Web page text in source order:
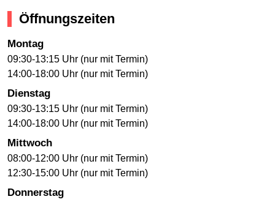
Öffnungszeiten
Montag
09:30-13:15 Uhr (nur mit Termin)
14:00-18:00 Uhr (nur mit Termin)
Dienstag
09:30-13:15 Uhr (nur mit Termin)
14:00-18:00 Uhr (nur mit Termin)
Mittwoch
08:00-12:00 Uhr (nur mit Termin)
12:30-15:00 Uhr (nur mit Termin)
Donnerstag